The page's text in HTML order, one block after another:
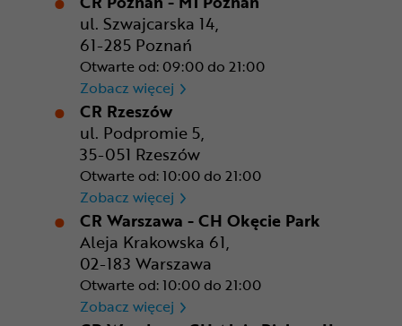
ul. Szwajcarska 14,
61-285 Poznań
Otwarte od: 09:00 do 21:00
Zobacz więcej CR Poznań - M1 Poznań
CR Rzeszów
ul. Podpromie 5,
35-051 Rzeszów
Otwarte od: 10:00 do 21:00
Zobacz więcej CR Rzeszów
CR Warszawa - CH Okęcie Park
Aleja Krakowska 61,
02-183 Warszawa
Otwarte od: 10:00 do 21:00
Zobacz więcej CR Warszawa - CH Okęcie